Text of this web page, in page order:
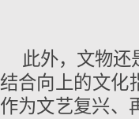
此外，文物
结合向上的文化
作为文艺复兴、